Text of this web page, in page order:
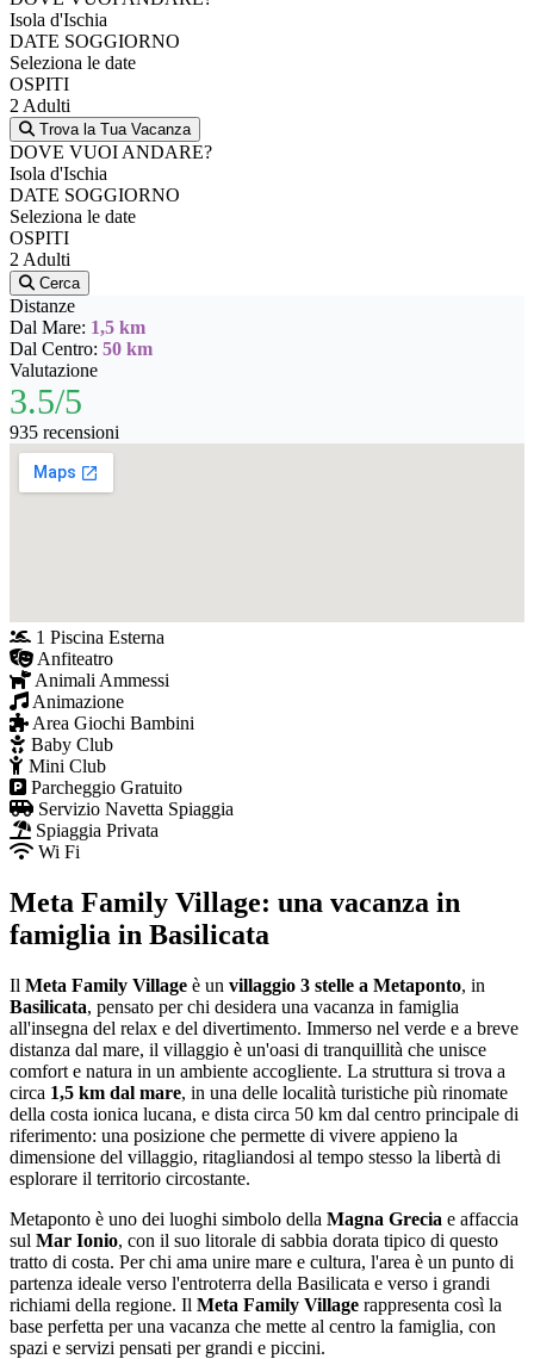
Isola d'Ischia
DATE SOGGIORNO
Seleziona le date
OSPITI
2 Adulti
Trova la Tua Vacanza
DOVE VUOI ANDARE?
Isola d'Ischia
DATE SOGGIORNO
Seleziona le date
OSPITI
2 Adulti
Cerca
Distanze
Dal Mare: 1,5 km
Dal Centro: 50 km
Valutazione
3.5/5
935 recensioni
1 Piscina Esterna
Anfiteatro
Animali Ammessi
Animazione
Area Giochi Bambini
Baby Club
Mini Club
Parcheggio Gratuito
Servizio Navetta Spiaggia
Spiaggia Privata
Wi Fi
Meta Family Village: una vacanza in
famiglia in Basilicata
Il Meta Family Village è un villaggio 3 stelle a Metaponto, in
Basilicata, pensato per chi desidera una vacanza in famiglia
all'insegna del relax e del divertimento. Immerso nel verde e a breve
distanza dal mare, il villaggio è un'oasi di tranquillità che unisce
comfort e natura in un ambiente accogliente. La struttura si trova a
circa 1,5 km dal mare, in una delle località turistiche più rinomate
della costa ionica lucana, e dista circa 50 km dal centro principale di
riferimento: una posizione che permette di vivere appieno la
dimensione del villaggio, ritagliandosi al tempo stesso la libertà di
esplorare il territorio circostante.
Metaponto è uno dei luoghi simbolo della Magna Grecia e affaccia
sul Mar Ionio, con il suo litorale di sabbia dorata tipico di questo
tratto di costa. Per chi ama unire mare e cultura, l'area è un punto di
partenza ideale verso l'entroterra della Basilicata e verso i grandi
richiami della regione. Il Meta Family Village rappresenta così la
base perfetta per una vacanza che mette al centro la famiglia, con
spazi e servizi pensati per grandi e piccini.